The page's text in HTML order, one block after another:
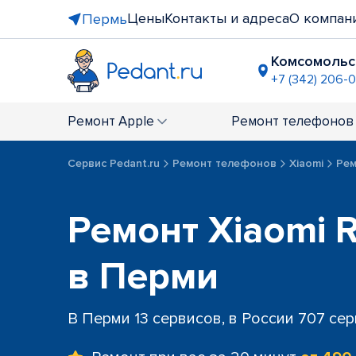
ПермьЦеныКонтакты и адресаО
+7 (342) 206-
+7 (342)
ТЦ
+7 (342)
Ремонт Apple Ремонт телефонов
Сервис Pedant.ru Ремонт телефонов Xiaomi
Ремонт Xiaomi
в Перми
В Перми 13 сервисов, в России 707